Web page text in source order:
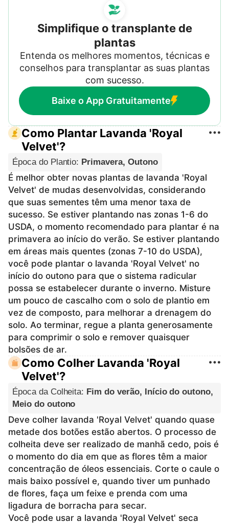
Simplifique o transplante de
plantas
Entenda os melhores momentos, técnicas e
conselhos para transplantar as suas plantas
com sucesso.
Baixe o App Gratuitamente
Como Plantar Lavanda 'Royal
Velvet'?
Época do Plantio: Primavera, Outono
É melhor obter novas plantas de lavanda 'Royal
Velvet' de mudas desenvolvidas, considerando
que suas sementes têm uma menor taxa de
sucesso. Se estiver plantando nas zonas 1-6 do
USDA, o momento recomendado para plantar é na
primavera ao início do verão. Se estiver plantando
em áreas mais quentes (zonas 7-10 do USDA),
você pode plantar o lavanda 'Royal Velvet' no
início do outono para que o sistema radicular
possa se estabelecer durante o inverno. Misture
um pouco de cascalho com o solo de plantio em
vez de composto, para melhorar a drenagem do
solo. Ao terminar, regue a planta generosamente
para comprimir o solo e remover quaisquer
bolsões de ar.
Como Colher Lavanda 'Royal
Velvet'?
Época da Colheita: Fim do verão, Início do outono,
Meio do outono
Deve colher lavanda 'Royal Velvet' quando quase
metade dos botões estão abertos. O processo de
colheita deve ser realizado de manhã cedo, pois é
o momento do dia em que as flores têm a maior
concentração de óleos essenciais. Corte o caule o
mais baixo possível e, quando tiver um punhado
de flores, faça um feixe e prenda com uma
ligadura de borracha para secar.
Você pode usar a lavanda 'Royal Velvet' seca